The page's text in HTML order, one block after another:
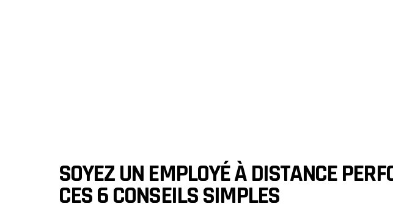
SOYEZ UN EMPLOYÉ À DISTANCE
CES 6 CONSEILS SIMPLES